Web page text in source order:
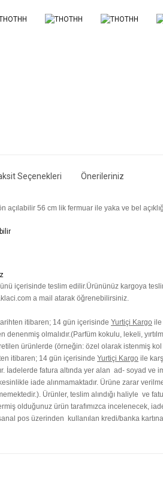
Seçenekleri Önerileriniz
açılabilir 56 cm lik fermuar ile yaka ve bel
içerisinde teslim edilir.Ürününüz kargoya
a mail atarak öğrenebilirsiniz.
itibaren; 14 gün içerisinde Yurtiçi Kargo ile
olmalıdır.(Parfüm kokulu, lekeli,
ürünlerde (örneğin: özel olarak istenmiş
itibaren; 14 gün içerisinde Yurtiçi Kargo ile
İadelerde fatura altında yer alan ad- soyad
iade alınmamaktadır. Ürüne zarar
Ürünler, teslim alındığı haliyle ve
olduğunuz ürün tarafımızca incelenecek,
pos üzerinden kullanılan kredi/banka kartına